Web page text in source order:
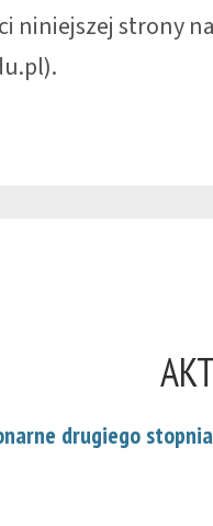
niniejszej strony
drugiego